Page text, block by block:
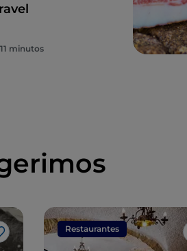
11 minutos
gusta
Restaurantes